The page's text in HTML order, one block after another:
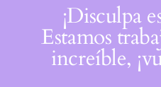
¡Disculpa
Estamos
increíble,